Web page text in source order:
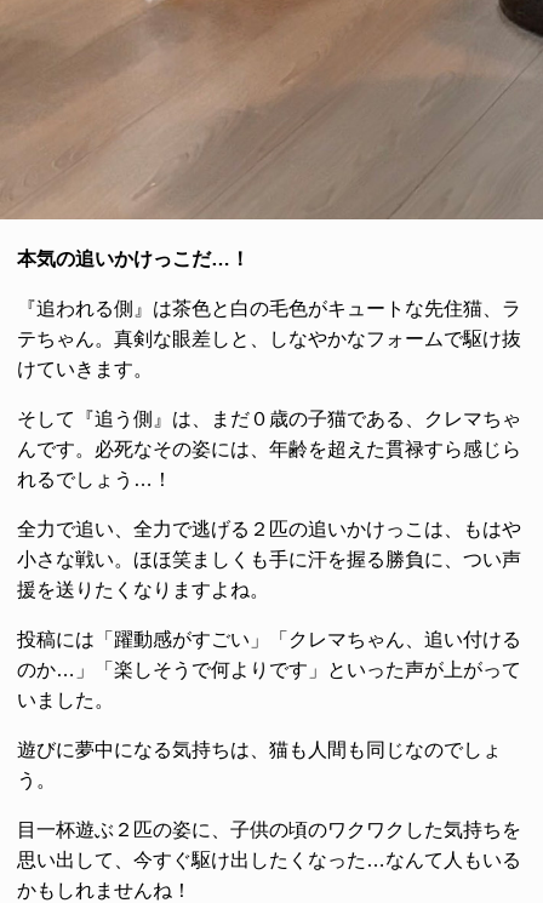
本気の追いかけっこだ…！
『追われる側』は茶色と白の毛色がキュートな先住猫、ラ
テちゃん。真剣な眼差しと、しなやかなフォームで駆け抜
けていきます。
そして『追う側』は、まだ０歳の子猫である、クレマちゃ
んです。必死なその姿には、年齢を超えた貫禄すら感じら
れるでしょう…！
全力で追い、全力で逃げる２匹の追いかけっこは、もはや
小さな戦い。ほほ笑ましくも手に汗を握る勝負に、つい声
援を送りたくなりますよね。
投稿には「躍動感がすごい」「クレマちゃん、追い付ける
のか…」「楽しそうで何よりです」といった声が上がって
いました。
遊びに夢中になる気持ちは、猫も人間も同じなのでしょ
う。
目一杯遊ぶ２匹の姿に、子供の頃のワクワクした気持ちを
思い出して、今すぐ駆け出したくなった…なんて人もいる
かもしれませんね！